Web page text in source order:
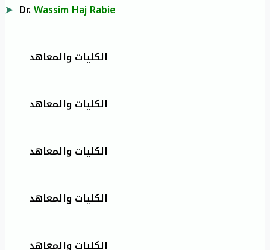
Dr.Wassim Haj Rabie
الكليات والمعاهد
الكليات والمعاهد
الكليات والمعاهد
الكليات والمعاهد
الكليات والمعاهد